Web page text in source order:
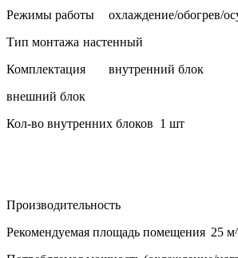
Режимы работы
охлаждение/обогрев/
Тип монтажа настенный
Комплектация
внутренний блок
внешний блок
Кол-во внутренних блоков 1 шт
Производительность
Рекомендуемая площадь помещения 25